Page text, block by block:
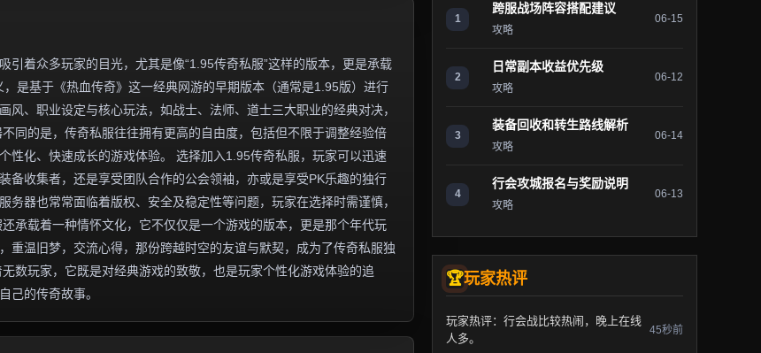
着众多玩家的目光，尤其是像“1.95传奇私服”这样的版本，更是承载
是基于《热血传奇》这一经典网游的早期版本（通常是1.95版）进行
、职业设定与核心玩法，如战士、法师、道士三大职业的经典对决，
同的是，传奇私服往往拥有更高的自由度，包括但不限于调整经验倍
性化、快速成长的游戏体验。 选择加入1.95传奇私服，玩家可以迅速
备收集者，还是享受团队合作的公会领袖，亦或是享受PK乐趣的独行
器也常常面临着版权、安全及稳定性等问题，玩家在选择时需谨慎，
承载着一种情怀文化，它不仅仅是一个游戏的版本，更是那个年代玩
重温旧梦，交流心得，那份跨越时空的友谊与默契，成为了传奇私服独
数玩家，它既是对经典游戏的致敬，也是玩家个性化游戏体验的追
己的传奇故事。
1
跨服战场阵容搭配建议
攻略
06-15
2
日常副本收益优先级
攻略
06-12
3
装备回收和转生路线解析
攻略
06-14
4
行会攻城报名与奖励说明
攻略
06-13
玩家热评
玩家热评：行会战比较热闹，晚上在线
人多。
45秒前